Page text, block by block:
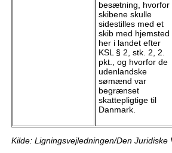
besætning, hvorfor
skibene skulle
sidestilles med et
skib med hjemsted
her i landet efter
KSL § 2, stk. 2, 2.
pkt., og hvorfor de
udenlandske
sømænd var
begrænset
skattepligtige til
Danmark.
Kilde: Ligningsvejledningen/Den Juridiske